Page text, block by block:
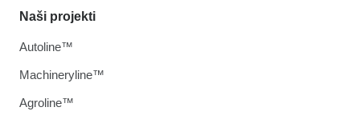
Naši projekti
Autoline™
Machineryline™
Agroline™